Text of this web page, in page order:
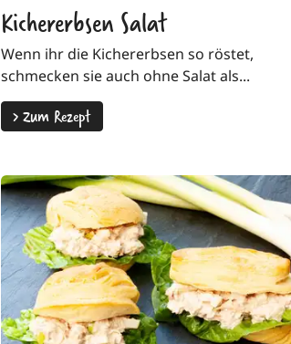
Kichererbsen Salat
Wenn ihr die Kichererbsen so röstet,
schmecken sie auch ohne Salat als...
>Zum Rezept